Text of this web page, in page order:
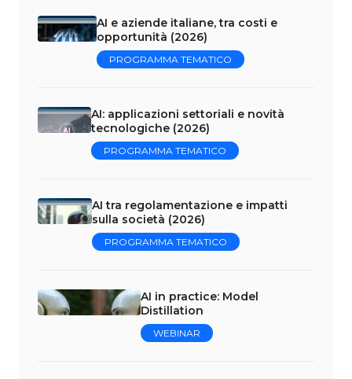
AI e aziende italiane, tra costi e
opportunità (2026)
PROGRAMMA TEMATICO
AI: applicazioni settoriali e novità
tecnologiche (2026)
PROGRAMMA TEMATICO
AI tra regolamentazione e impatti
sulla società (2026)
PROGRAMMA TEMATICO
AI in practice: Model
Distillation
WEBINAR